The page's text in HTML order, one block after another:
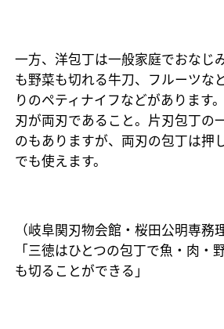
一方、洋包丁は一般家庭でおなじ
も野菜も切れる牛刀、フルーツな
りのペティナイフなどがあります
刃が両刃であること。片刃包丁の
のもありますが、両刃の包丁は押
でも使えます。
（岐阜関刃物会館・桜田公明専務
「三徳はひとつの包丁で魚・肉・
も切ることができる」